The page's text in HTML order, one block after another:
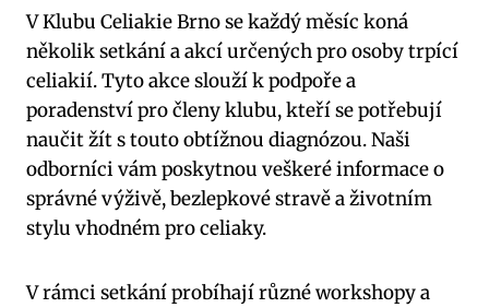
V Klubu Celiakie Brno se každý měsíc koná
několik setkání a akcí určených pro osoby trpící
celiakií. Tyto akce slouží k podpoře a
poradenství pro členy klubu, kteří se potřebují
naučit žít s touto obtížnou diagnózou. Naši
odborníci vám poskytnou veškeré informace o
správné výživě, bezlepkové stravě a životním
stylu vhodném pro celiaky.
V rámci setkání probíhají různé workshopy a